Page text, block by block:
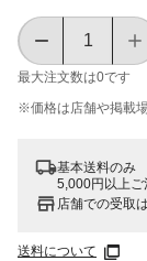
最大注文数は0です
※価格は​店舗や​掲載
基本送料のみ
5,000円以上
店舗での受取
送料について